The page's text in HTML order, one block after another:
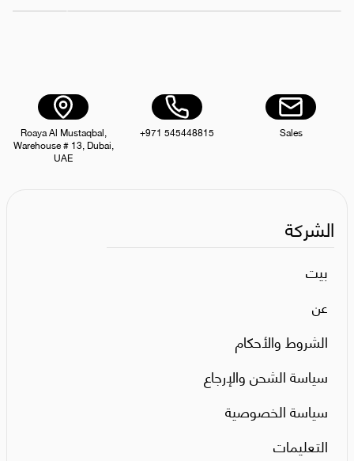
Sales
+971 545448815
Roaya Al Mustaqbal,
Warehouse # 13, Dubai,
UAE
الشركة
بيت
عن
الشروط والأحكام
سياسة الشحن والإرجاع
سياسة الخصوصية
التعليمات